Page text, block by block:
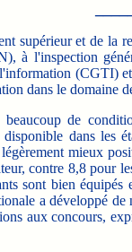
supérieur et de la
à l'inspection
(CGTI)
dans le domaine
de
dans les
mieux
contre 8,8 pour
sont bien
a développé
aux concours,